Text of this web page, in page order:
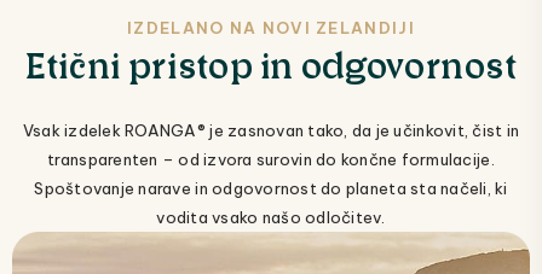
IZDELANO NA NOVI ZELANDIJI
Etični pristop in odgovornost
Vsak izdelek ROANGA® je zasnovan tako, da je učinkovit, čist in
transparenten – od izvora surovin do končne formulacije.
Spoštovanje narave in odgovornost do planeta sta načeli, ki
vodita vsako našo odločitev.